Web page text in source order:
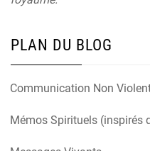
PLAN DU BLOG
Communication Non
Mémos Spirituels (inspirés